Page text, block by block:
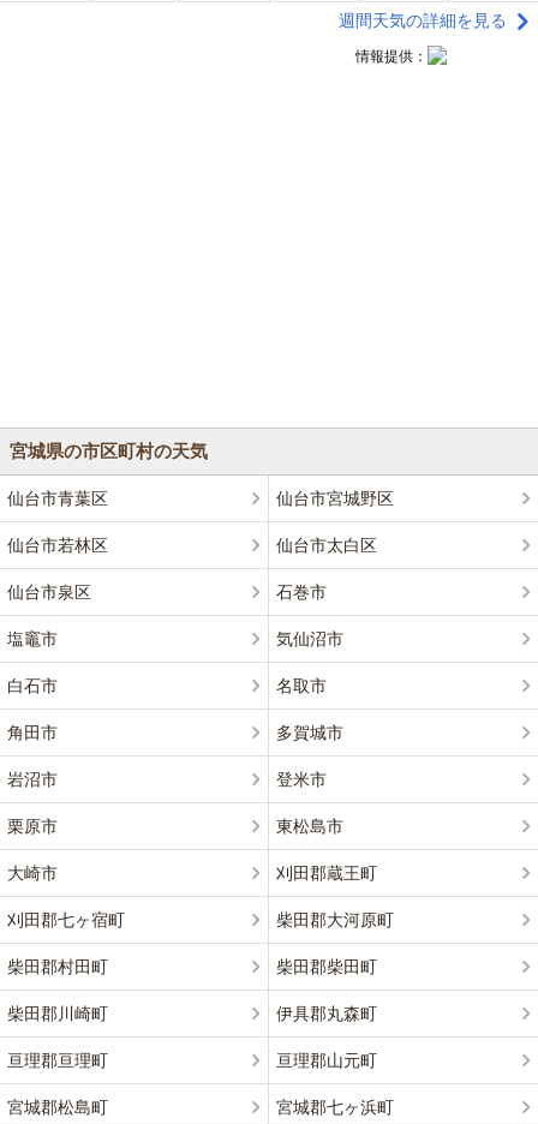
週間天気の詳細を見る
情報提供：
宮城県の市区町村の天気
仙台市青葉区 仙台市宮城野区
仙台市若林区 仙台市太白区
仙台市泉区 石巻市
塩竈市 気仙沼市
白石市 名取市
角田市 多賀城市
岩沼市 登米市
栗原市 東松島市
大崎市 刈田郡蔵王町
刈田郡七ヶ宿町 柴田郡大河原町
柴田郡村田町 柴田郡柴田町
柴田郡川崎町 伊具郡丸森町
亘理郡亘理町 亘理郡山元町
宮城郡松島町 宮城郡七ヶ浜町